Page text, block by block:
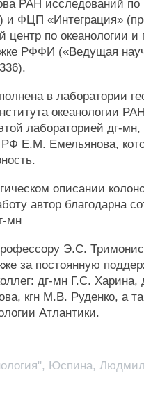
РАН исследований по
и ФЦП «Интеграция»
по океанологии и
РФФИ («Ведущая
в лаборатории
океанологии
лабораторией дг-
РФ Е.М. Емельянова,
описании
автор благодарна
мн
Э.С.
за постоянную
дг-мн Г.С.
кгн М.В. Руденко, а
Атлантики.
Юспина,